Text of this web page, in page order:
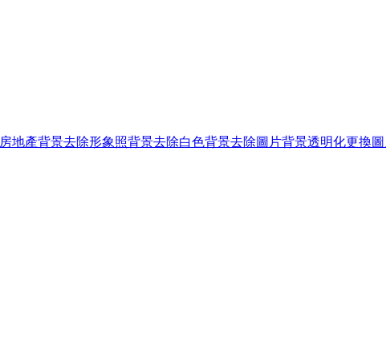
房地產背景去除形象照背景去除白色背景去除圖片背景透明化更換